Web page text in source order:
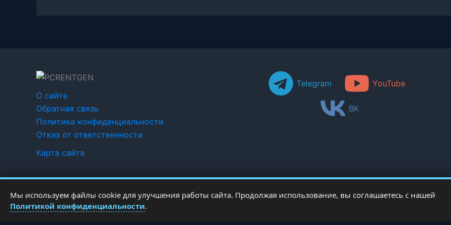
О сайте
Обратная связь
Политика конфиденциальности
Отказ от ответственности
Карта сайта
Telegram YouTube
ВК
Мы используем файлы cookie для улучшения работы сайта. Продолжая использование, вы соглашаетесь с нашей
Политикой конфиденциальности.